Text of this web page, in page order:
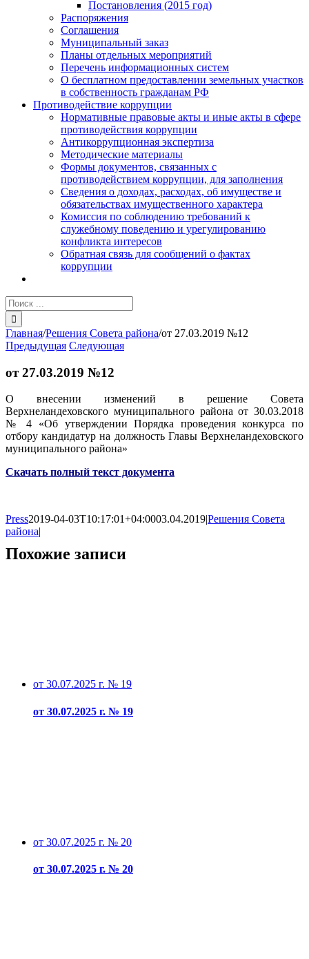
Постановления (2015 год)
Распоряжения
Соглашения
Муниципальный заказ
Планы отдельных мероприятий
Перечень информационных систем
О бесплатном предоставлении земельных участков
в собственность гражданам РФ
Противодействие коррупции
Нормативные правовые акты и иные акты в сфере
противодействия коррупции
Антикоррупционная экспертиза
Методические материалы
Формы документов, связанных с
противодействием коррупции, для заполнения
Сведения о доходах, расходах, об имуществе и
обязательствах имущественного характера
Комиссия по соблюдению требований к
служебному поведению и урегулированию
конфликта интересов
Обратная связь для сообщений о фактах
коррупции
Результат
поиска:
Главная/Решения Совета района/от 27.03.2019 №12
Предыдущая Следующая
от 27.03.2019 №12
О внесении изменений в решение Совета
Верхнеландеховского муниципального района от 30.03.2018
№ 4 «Об утверждении Порядка проведения конкурса по
отбору кандидатур на должность Главы Верхнеландеховского
муниципального района»
Скачать полный текст документа
Press2019-04-03T10:17:01+04:0003.04.2019|Решения Совета
района|
Похожие записи
от 30.07.2025 г. № 19
от 30.07.2025 г. № 19
от 30.07.2025 г. № 20
от 30.07.2025 г. № 20